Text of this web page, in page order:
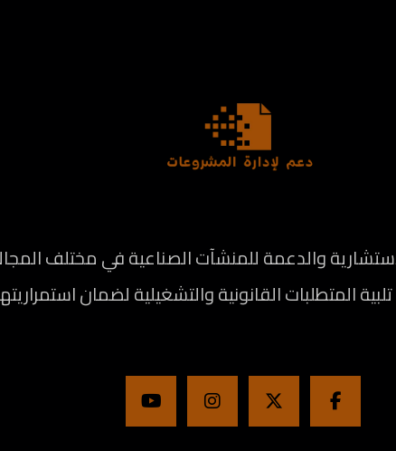
والدعمة للمنشآت الصناعية في مختلف
المتطلبات القانونية والتشغيلية لضمان